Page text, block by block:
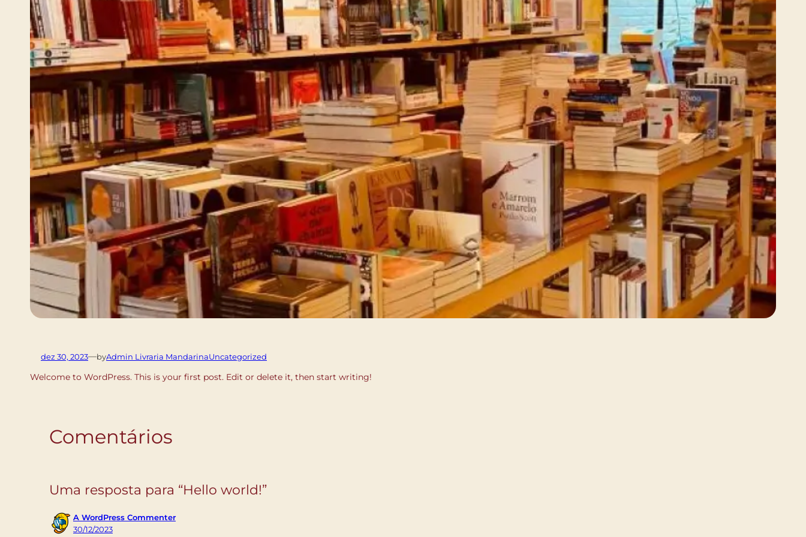
dez 30, 2023—byAdmin Livraria MandarinaUncategorized
Welcome to WordPress. This is your first post. Edit or delete it, then start writing!
Comentários
Uma resposta para “Hello world!”
A WordPress Commenter
30/12/2023